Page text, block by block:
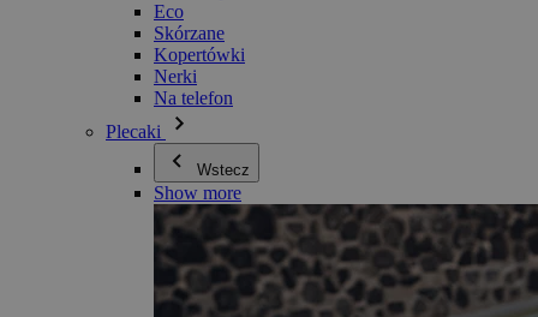
Eco
Skórzane
Kopertówki
Nerki
Na telefon
Plecaki
Wstecz
Show more